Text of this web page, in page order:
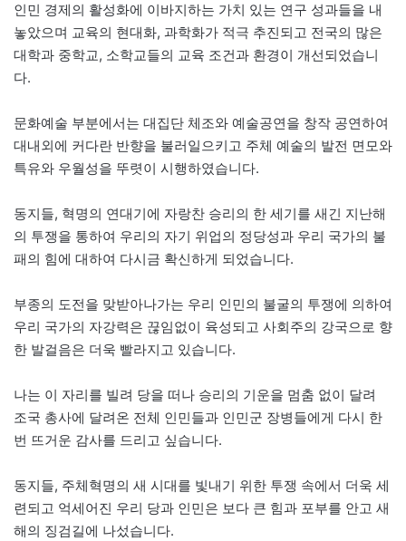
인민 경제의 활성화에 이바지하는 가치 있는 연구 성과들을 내
놓았으며 교육의 현대화, 과학화가 적극 추진되고 전국의 많은
대학과 중학교, 소학교들의 교육 조건과 환경이 개선되었습니
다.
문화예술 부분에서는 대집단 체조와 예술공연을 창작 공연하여
대내외에 커다란 반향을 불러일으키고 주체 예술의 발전 면모와
특유와 우월성을 뚜렷이 시행하였습니다.
동지들, 혁명의 연대기에 자랑찬 승리의 한 세기를 새긴 지난해
의 투쟁을 통하여 우리의 자기 위업의 정당성과 우리 국가의 불
패의 힘에 대하여 다시금 확신하게 되었습니다.
부종의 도전을 맞받아나가는 우리 인민의 불굴의 투쟁에 의하여
우리 국가의 자강력은 끊임없이 육성되고 사회주의 강국으로 향
한 발걸음은 더욱 빨라지고 있습니다.
나는 이 자리를 빌려 당을 떠나 승리의 기운을 멈춤 없이 달려
조국 총사에 달려온 전체 인민들과 인민군 장병들에게 다시 한
번 뜨거운 감사를 드리고 싶습니다.
동지들, 주체혁명의 새 시대를 빛내기 위한 투쟁 속에서 더욱 세
련되고 억세어진 우리 당과 인민은 보다 큰 힘과 포부를 안고 새
해의 징검길에 나섰습니다.